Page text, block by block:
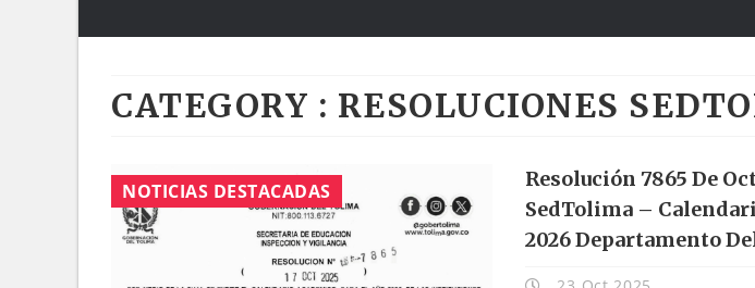
CATEGORY : RESOLUCIONES
NOTICIAS DESTACADAS
Resolución 7865 De
SedTolima –
2026 Departamento